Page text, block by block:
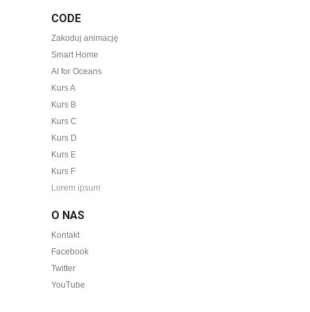
CODE
Zakoduj animację
Smart Home
AI for Oceans
Kurs A
Kurs B
Kurs C
Kurs D
Kurs E
Kurs F
Lorem ipsum
O NAS
Kontakt
Facebook
Twitter
YouTube